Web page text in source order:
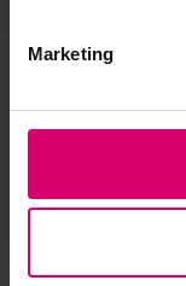
Marketing